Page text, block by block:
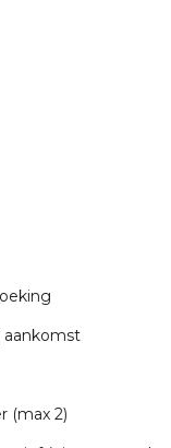
aankomst
(max 2)